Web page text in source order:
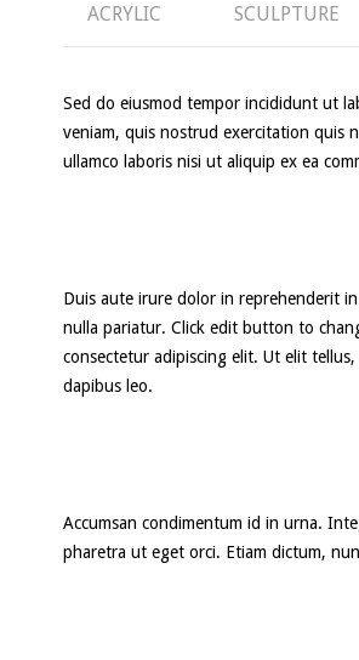
ACRYLIC SCULPTURE
Sed do eiusmod tempor incididunt ut
veniam, quis nostrud exercitation quis
ullamco laboris nisi ut aliquip ex ea
Duis aute irure dolor in reprehenderit
nulla pariatur. Click edit button to
consectetur adipiscing elit. Ut elit
dapibus leo.
Accumsan condimentum id in urna.
pharetra ut eget orci. Etiam dictum,